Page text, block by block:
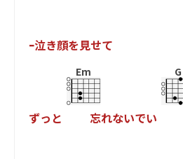
ｰ泣き顔を見せて
ずっ と
Em
忘れないでい
G